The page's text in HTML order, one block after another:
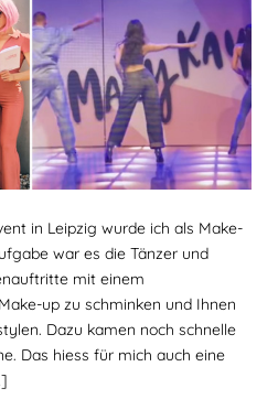
in Leipzig wurde ich als Make-
war es die Tänzer und
mit einem
up zu schminken und Ihnen
Dazu kamen noch schnelle
Das hiess für mich auch eine